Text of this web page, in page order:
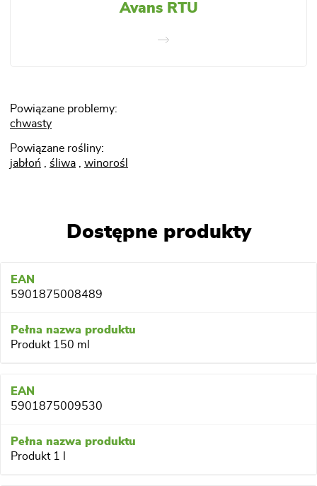
Avans RTU
Powiązane problemy:
chwasty
Powiązane rośliny:
jabłoń
śliwa winorośl
Dostępne produkty
5901875008489
Produkt 150 ml
5901875009530
Produkt 1 l